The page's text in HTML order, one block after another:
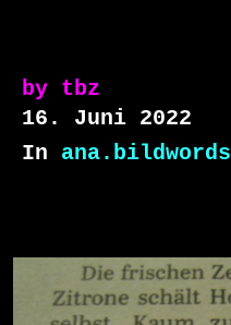
by tbz
16. Juni 2022
In ana.bildwords